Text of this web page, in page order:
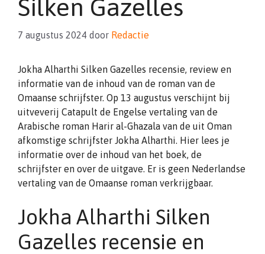
Silken Gazelles
7 augustus 2024 door Redactie
Jokha Alharthi Silken Gazelles recensie, review en
informatie van de inhoud van de roman van de
Omaanse schrijfster. Op 13 augustus verschijnt bij
uitveverij Catapult de Engelse vertaling van de
Arabische roman Harir al-Ghazala van de uit Oman
afkomstige schrijfster Jokha Alharthi. Hier lees je
informatie over de inhoud van het boek, de
schrijfster en over de uitgave. Er is geen Nederlandse
vertaling van de Omaanse roman verkrijgbaar.
Jokha Alharthi Silken
Gazelles recensie en